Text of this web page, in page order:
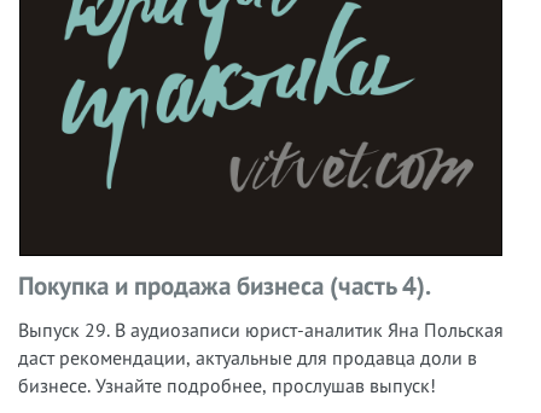
Покупка и продажа бизнеса (часть 4).
Выпуск 29. В аудиозаписи юрист-аналитик Яна Польская
даст рекомендации, актуальные для продавца доли в
бизнесе. Узнайте подробнее, прослушав выпуск!